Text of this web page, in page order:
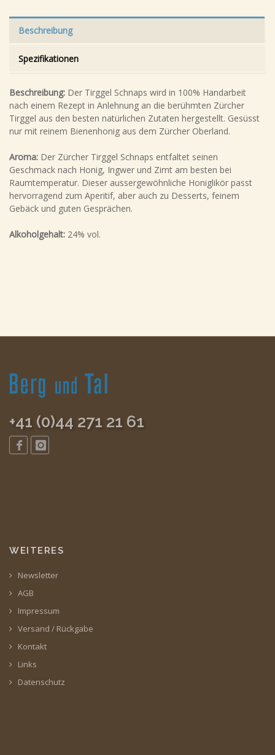
Beschreibung
Spezifikationen
Beschreibung: Der Tirggel Schnaps wird in 100% Handarbeit
nach einem Rezept in Anlehnung an die berühmten Zürcher
Tirggel aus den besten natürlichen Zutaten hergestellt. Gesüsst
nur mit reinem Bienenhonig aus dem Zürcher Oberland.
Aroma: Der Zürcher Tirggel Schnaps entfaltet seinen
Geschmack nach Honig, Ingwer und Zimt am besten bei
Raumtemperatur. Dieser aussergewöhnliche Honiglikör passt
hervorragend zum Aperitif, aber auch zu Desserts, feinem
Gebäck und guten Gesprächen.
Alkoholgehalt: 24% vol.
+41 (0)44 271 21 61
WEITERES
Newsletter
AGB
Impressum
Versand / Rückgabe
Kontakt
Links
Datenschutz